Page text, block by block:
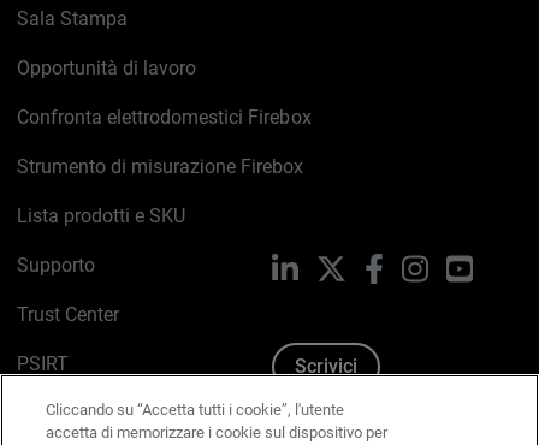
Sala Stampa
Opportunità di lavoro
Confronta elettrodomestici Firebox
Strumento di misurazione Firebox
Lista prodotti e SKU
Supporto
Trust Center
PSIRT
Politica sui cookie
LinkedIn FacebookInstagram
Scrivici
Cliccando su “Accetta tutti i cookie”, l'utente
accetta di memorizzare i cookie sul dispositivo per